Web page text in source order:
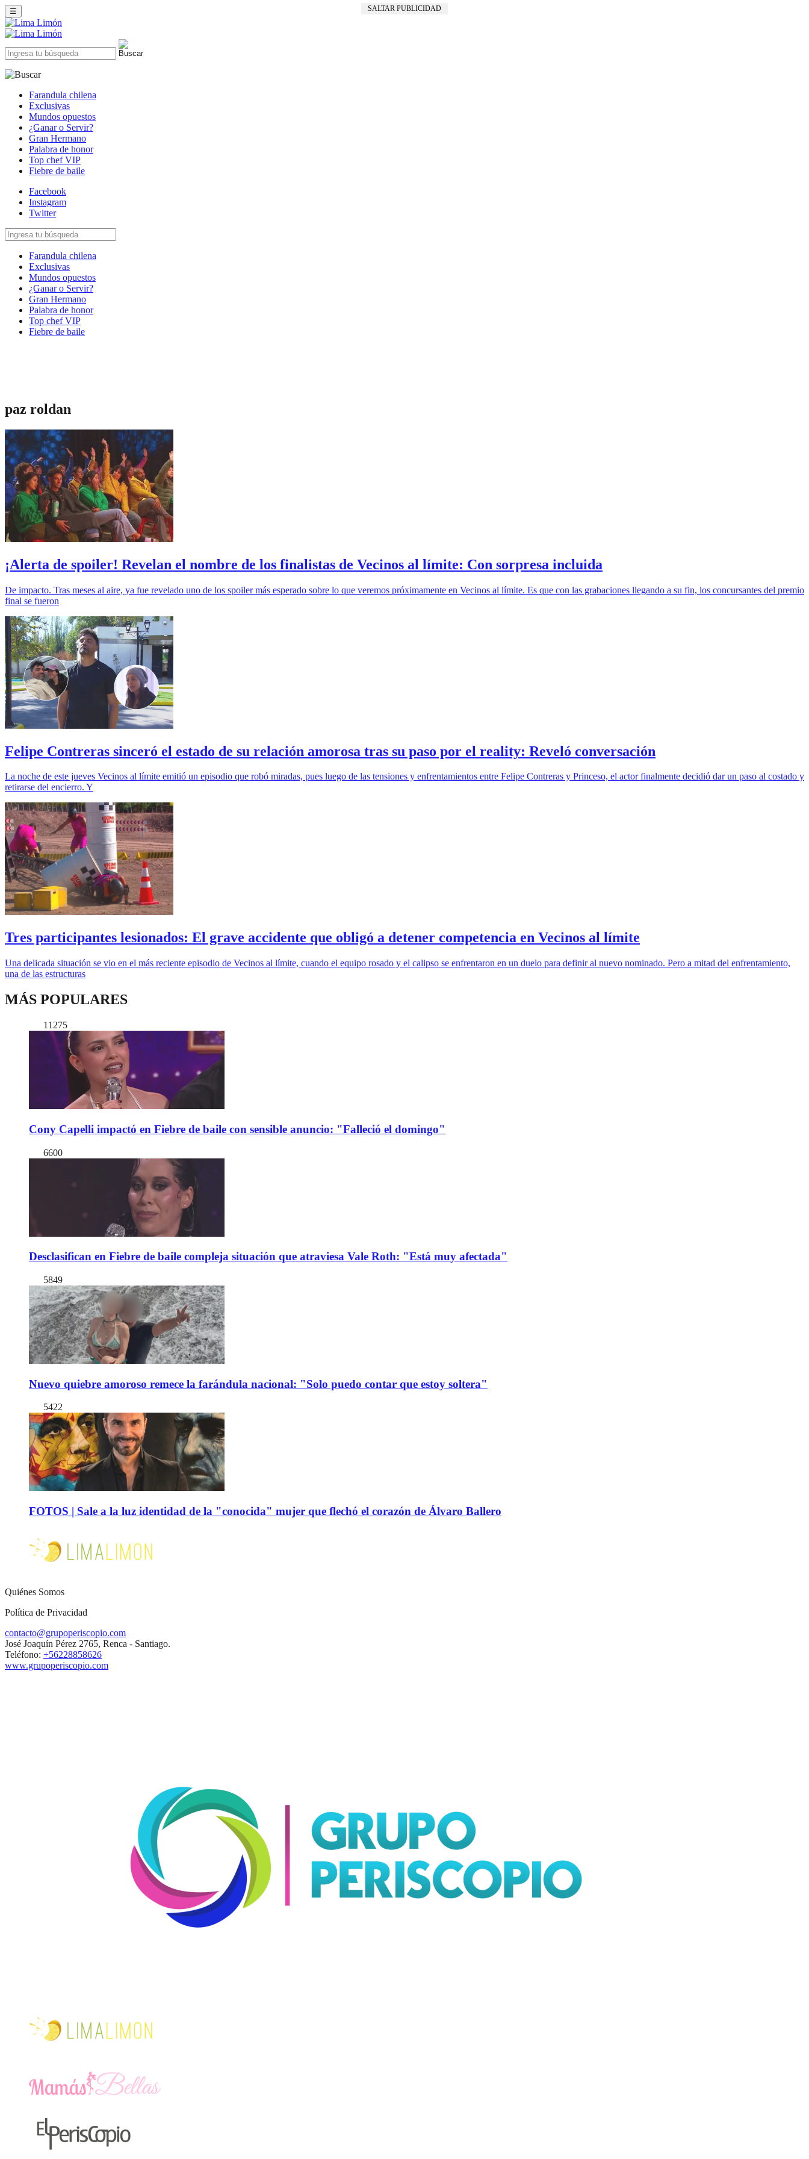
SALTAR PUBLICIDAD
☰
Farandula chilena
Exclusivas
Mundos opuestos
¿Ganar o Servir?
Gran Hermano
Palabra de honor
Top chef VIP
Fiebre de baile
Facebook
Instagram
Twitter
Farandula chilena
Exclusivas
Mundos opuestos
¿Ganar o Servir?
Gran Hermano
Palabra de honor
Top chef VIP
Fiebre de baile
paz roldan
¡Alerta de spoiler! Revelan el nombre de los finalistas de Vecinos al límite: Con sorpresa incluida
De impacto. Tras meses al aire, ya fue revelado uno de los spoiler más esperado sobre lo que veremos próximamente en Vecinos al límite. Es que con las grabaciones llegando a su fin, los concursantes del premio
final se fueron
Felipe Contreras sinceró el estado de su relación amorosa tras su paso por el reality: Reveló conversación
La noche de este jueves Vecinos al límite emitió un episodio que robó miradas, pues luego de las tensiones y enfrentamientos entre Felipe Contreras y Princeso, el actor finalmente decidió dar un paso al costado y
retirarse del encierro. Y
Tres participantes lesionados: El grave accidente que obligó a detener competencia en Vecinos al límite
Una delicada situación se vio en el más reciente episodio de Vecinos al límite, cuando el equipo rosado y el calipso se enfrentaron en un duelo para definir al nuevo nominado. Pero a mitad del enfrentamiento,
una de las estructuras
MÁS POPULARES
11275
Cony Capelli impactó en Fiebre de baile con sensible anuncio: "Falleció el domingo"
6600
Desclasifican en Fiebre de baile compleja situación que atraviesa Vale Roth: "Está muy afectada"
5849
Nuevo quiebre amoroso remece la farándula nacional: "Solo puedo contar que estoy soltera"
5422
FOTOS | Sale a la luz identidad de la "conocida" mujer que flechó el corazón de Álvaro Ballero
Quiénes Somos
Política de Privacidad
contacto@grupoperiscopio.com
José Joaquín Pérez 2765, Renca - Santiago.
Teléfono: +56228858626
www.grupoperiscopio.com